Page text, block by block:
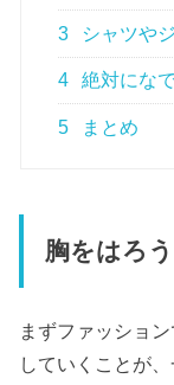
3 シャツや
4 絶対にな
5 まとめ
胸をはろ
まずファッショ
していくことが